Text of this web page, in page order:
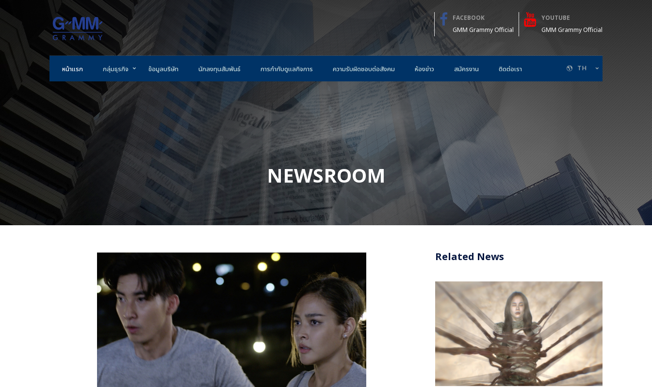
FACEBOOK
GMM Grammy Official
YOUTUBE
GMM Grammy Official
หน้าแรก กลุ่มธุรกิจ ข้อมูลบริษัท นักลงทุนสัมพันธ์ การกำกับดูแลกิจการ ความรับผิดชอบต่อสังคม ห้องข่าว สมัครงาน ติดต่อเรา TH
NEWSROOM
Related News